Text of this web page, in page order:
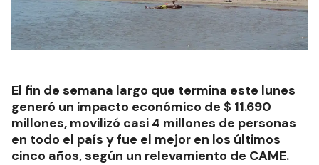
El fin de semana largo que termina este lunes
generó un impacto económico de $ 11.690
millones, movilizó casi 4 millones de personas
en todo el país y fue el mejor en los últimos
cinco años, según un relevamiento de CAME.